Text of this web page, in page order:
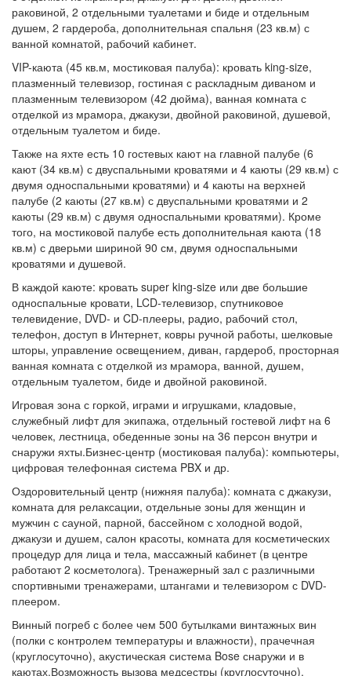
ванной комнатой, рабочий кабинет.
VIP-каюта (45 кв.м, мостиковая палуба): кровать king-size,
плазменный телевизор, гостиная с раскладным диваном и
плазменным телевизором (42 дюйма), ванная комната с
отделкой из мрамора, джакузи, двойной раковиной, душевой,
отдельным туалетом и биде.
Также на яхте есть 10 гостевых кают на главной палубе (6
кают (34 кв.м) с двуспальными кроватями и 4 каюты (29 кв.м) с
двумя односпальными кроватями) и 4 каюты на верхней
палубе (2 каюты (27 кв.м) с двуспальными кроватями и 2
каюты (29 кв.м) с двумя односпальными кроватями). Кроме
того, на мостиковой палубе есть дополнительная каюта (18
кв.м) с дверьми шириной 90 см, двумя односпальными
кроватями и душевой.
В каждой каюте: кровать super king-size или две большие
односпальные кровати, LCD-телевизор, спутниковое
телевидение, DVD- и CD-плееры, радио, рабочий стол,
телефон, доступ в Интернет, ковры ручной работы, шелковые
шторы, управление освещением, диван, гардероб, просторная
ванная комната с отделкой из мрамора, ванной, душем,
отдельным туалетом, биде и двойной раковиной.
Игровая зона с горкой, играми и игрушками, кладовые,
служебный лифт для экипажа, отдельный гостевой лифт на 6
человек, лестница, обеденные зоны на 36 персон внутри и
снаружи яхты.Бизнес-центр (мостиковая палуба): компьютеры,
цифровая телефонная система PBX и др.
Оздоровительный центр (нижняя палуба): комната с джакузи,
комната для релаксации, отдельные зоны для женщин и
мужчин с сауной, парной, бассейном с холодной водой,
джакузи и душем, салон красоты, комната для косметических
процедур для лица и тела, массажный кабинет (в центре
работают 2 косметолога). Тренажерный зал с различными
спортивными тренажерами, штангами и телевизором с DVD-
плеером.
Винный погреб с более чем 500 бутылками винтажных вин
(полки с контролем температуры и влажности), прачечная
(круглосуточно), акустическая система Bose снаружи и в
каютах.Возможность вызова медсестры (круглосуточно),
медицинский кабинет с двумя односпальными кроватями и
аптечкой для оказания первой помощи.